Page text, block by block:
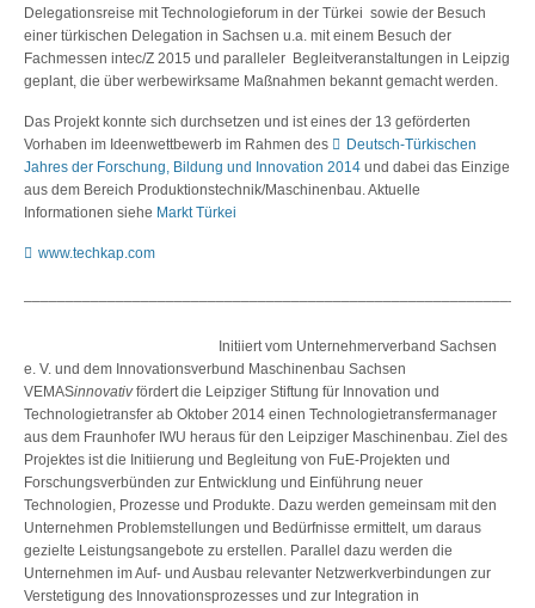
Delegationsreise mit Technologieforum in der Türkei sowie der Besuch
einer türkischen Delegation in Sachsen u.a. mit einem Besuch der
Fachmessen intec/Z 2015 und paralleler Begleitveranstaltungen in Leipzig
geplant, die über werbewirksame Maßnahmen bekannt gemacht werden.
Das Projekt konnte sich durchsetzen und ist eines der 13 geförderten
Vorhaben im Ideenwettbewerb im Rahmen des
Deutsch-Türkischen
Jahres der Forschung, Bildung und Innovation 2014 und dabei das Einzige
aus dem Bereich Produktionstechnik/Maschinenbau. Aktuelle
Informationen siehe Markt Türkei
www.techkap.com
Initiiert vom Unternehmerverband Sachsen
e. V. und dem Innovationsverbund Maschinenbau Sachsen
VEMASinnovativfördert die Leipziger Stiftung für Innovation und
Technologietransfer ab Oktober 2014 einen Technologietransfermanager
aus dem Fraunhofer IWU heraus für den Leipziger Maschinenbau. Ziel des
Projektes ist die Initiierung und Begleitung von FuE-Projekten und
Forschungsverbünden zur Entwicklung und Einführung neuer
Technologien, Prozesse und Produkte. Dazu werden gemeinsam mit den
Unternehmen Problemstellungen und Bedürfnisse ermittelt, um daraus
gezielte Leistungsangebote zu erstellen. Parallel dazu werden die
Unternehmen im Auf- und Ausbau relevanter Netzwerkverbindungen zur
Verstetigung des Innovationsprozesses und zur Integration in